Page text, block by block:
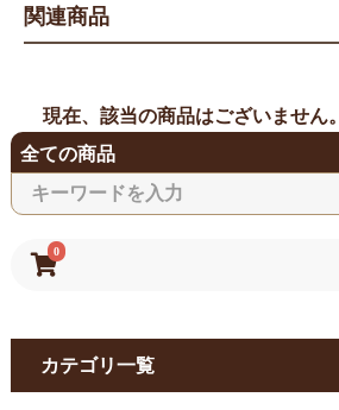
0
カテゴリ一覧
関連商品
現在、該当の商品はございません。